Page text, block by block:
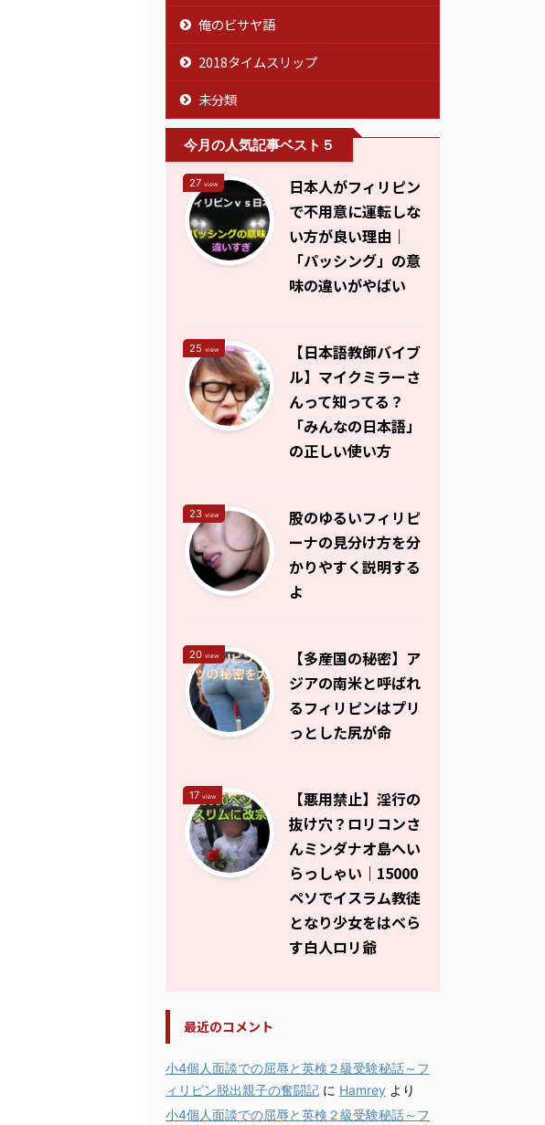
俺のビサヤ語
2018タイムスリップ
未分類
今月の人気記事ベスト５
27 view
日本人がフィリピン
で不用意に運転しな
い方が良い理由｜
「パッシング」の意
味の違いがやばい
25 view
【日本語教師バイブ
ル】マイクミラーさ
んって知ってる？
「みんなの日本語」
の正しい使い方
23 view
股のゆるいフィリピ
ーナの見分け方を分
かりやすく説明する
よ
20 view
【多産国の秘密】ア
ジアの南米と呼ばれ
るフィリピンはプリ
っとした尻が命
17 view
【悪用禁止】淫行の
抜け穴？ロリコンさ
んミンダナオ島へい
らっしゃい｜15000
ペソでイスラム教徒
となり少女をはべら
す白人ロリ爺
最近のコメント
小4個人面談での屈辱と英検２級受験秘話～フ
ィリピン脱出親子の奮闘記 に Hamrey より
小4個人面談での屈辱と英検２級受験秘話～フ